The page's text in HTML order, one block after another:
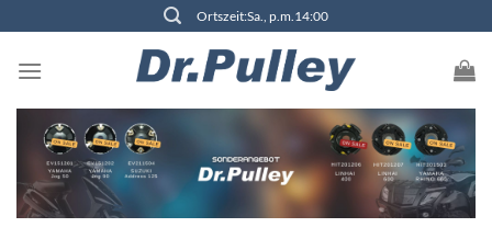
springen
Ortszeit:Sa., p.m.14:00